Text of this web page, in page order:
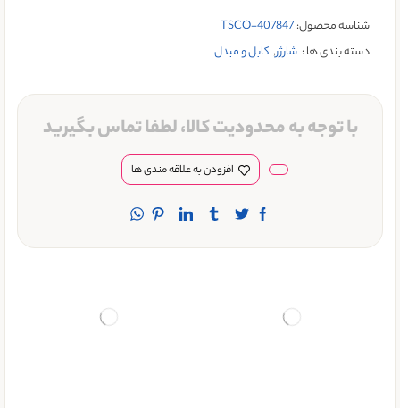
شناسه محصول:TSCO-407847
دسته بندی ها : شارژر, کابل و مبدل
با توجه به محدودیت کالا، لطفا تماس بگیرید
افزودن به علاقه مندی ها